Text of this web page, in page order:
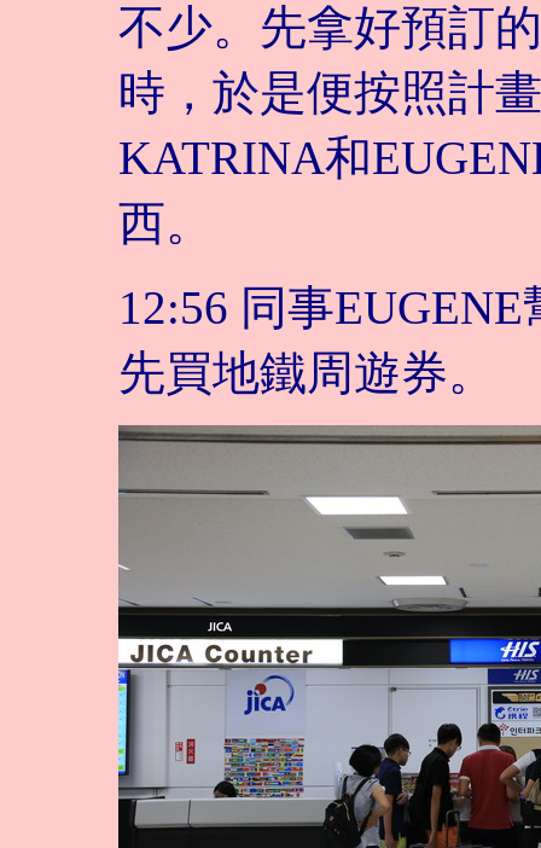
不少。先拿好預訂
時，於是便按照計
KATRINA和
西。
12:56 同事
先買地鐵周遊券。